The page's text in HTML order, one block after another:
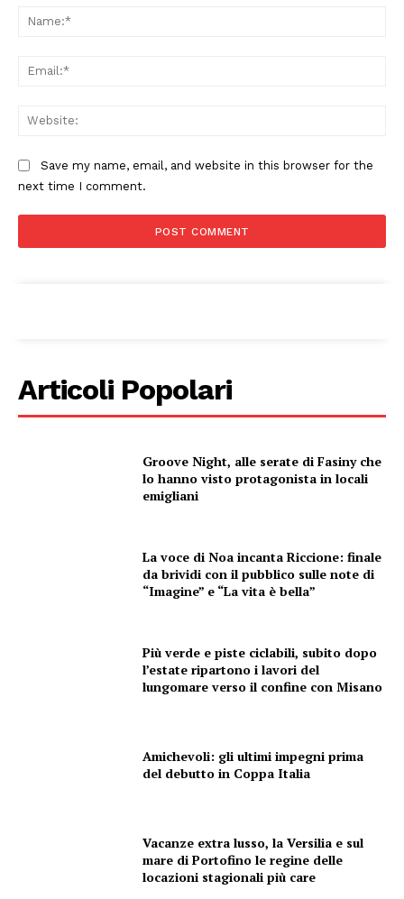
AREEINTERNE
Canale TV 70/80/90
Save my name, email, and website in this browser for the
next time I comment.
Articoli Popolari
Groove Night, alle serate di Fasiny che
lo hanno visto protagonista in locali
emigliani
La voce di Noa incanta Riccione: finale
da brividi con il pubblico sulle note di
“Imagine” e “La vita è bella”
Più verde e piste ciclabili, subito dopo
l’estate ripartono i lavori del
lungomare verso il confine con Misano
Amichevoli: gli ultimi impegni prima
del debutto in Coppa Italia
Vacanze extra lusso, la Versilia e sul
mare di Portofino le regine delle
locazioni stagionali più care